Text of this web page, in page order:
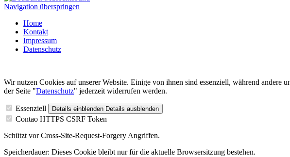
Navigation überspringen
Home
Kontakt
Impressum
Datenschutz
Wir nutzen Cookies auf unserer Website. Einige von ihnen sind essenziell, während
der Seite "Datenschutz" jederzeit widerrufen werden.
Essenziell Details einblenden Details ausblenden
Contao HTTPS CSRF Token
Schützt vor Cross-Site-Request-Forgery Angriffen.
Speicherdauer: Dieses Cookie bleibt nur für die aktuelle Browsersitzung bestehen.